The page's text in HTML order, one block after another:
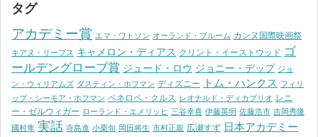
タグ
アカデミー賞 エマ・ワトソン オーランド・ブルーム カンヌ国際映画祭
キアヌ・リーブス キャメロン・ディアス クリント・イーストウッド ゴ
ールデングローブ賞 ジュード・ロウ ジョニー・デップ ジョ
ン・ウィリアムズ ダスティン・ホフマン ディズニー トム・ハンクス フィリ
ップ・シーモア・ホフマン ペネロペ・クルス レオナルド・ディカプリオ レニ
ー・ゼルウィガー ローランド・エメリッヒ 三谷幸喜 伊藤英明 佐藤浩市 吉岡秀隆
國村隼 実話 寺島進 小栗旬 岡田将生 市村正親 広瀬すず 日本アカデミー